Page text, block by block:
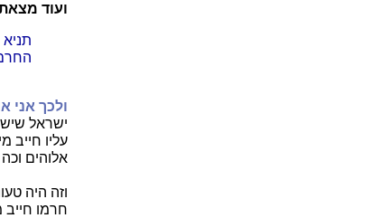
ועוד
ולכך אני
ישראל
עליו חייב
אלוהים
וזה היה
חרמו